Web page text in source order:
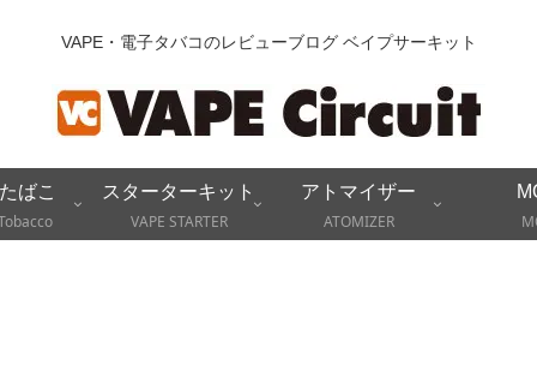
VAPE・電子タバコのレビューブログ ベイプサーキット
ばこ
スターターキット
VAPE STARTER
アトマイザー
ATOMIZER